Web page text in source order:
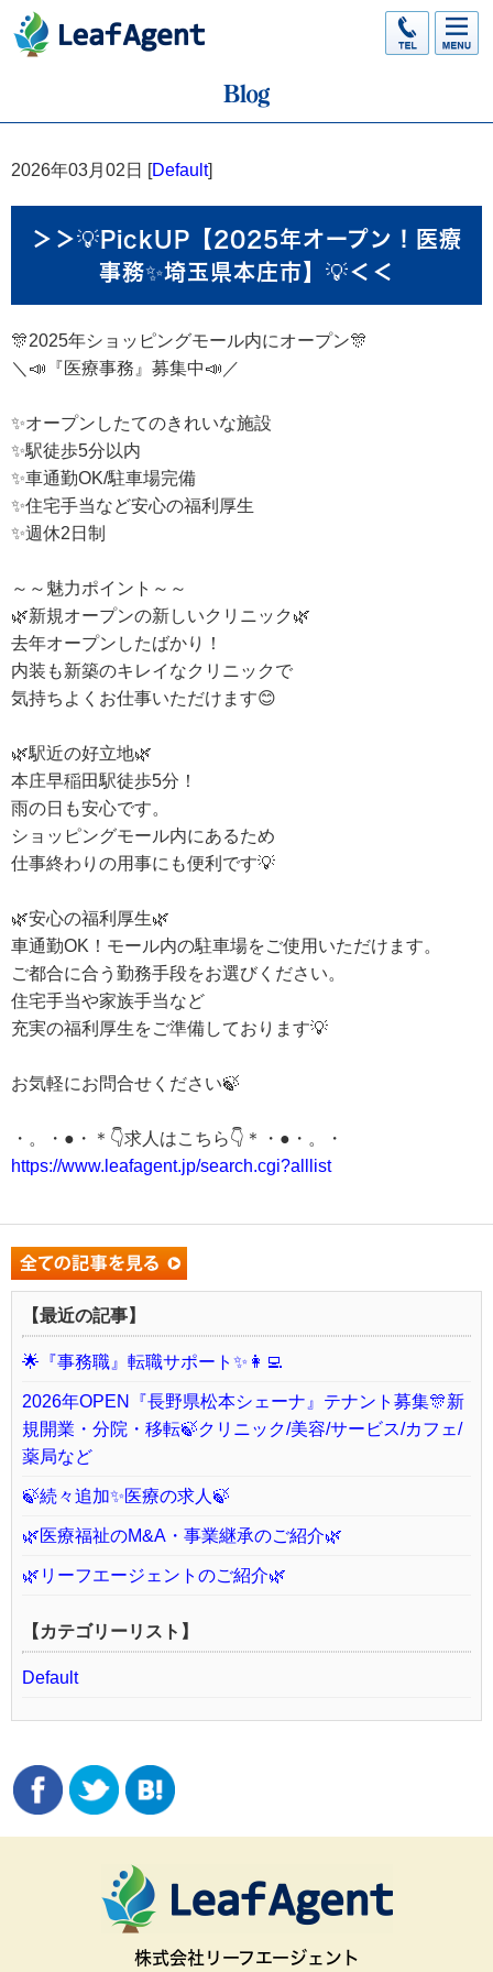
2026年03月02日 [Default]
＞＞💡PickUP【2025年オープン！医療
事務✨埼玉県本庄市】💡＜＜
🎊2025年ショッピングモール内にオープン🎊
＼📣『医療事務』募集中📣／
✨オープンしたてのきれいな施設
✨駅徒歩5分以内
✨車通勤OK/駐車場完備
✨住宅手当など安心の福利厚生
✨週休2日制
～～魅力ポイント～～
🌿新規オープンの新しいクリニック🌿
去年オープンしたばかり！
内装も新築のキレイなクリニックで
気持ちよくお仕事いただけます😊
🌿駅近の好立地🌿
本庄早稲田駅徒歩5分！
雨の日も安心です。
ショッピングモール内にあるため
仕事終わりの用事にも便利です💡
🌿安心の福利厚生🌿
車通勤OK！モール内の駐車場をご使用いただけます。
ご都合に合う勤務手段をお選びください。
住宅手当や家族手当など
充実の福利厚生をご準備しております💡
お気軽にお問合せください🍃
・。・●・＊👇求人はこちら👇＊・●・。・
https://www.leafagent.jp/search.cgi?alllist
【最近の記事】
🌟『事務職』転職サポート✨👩‍💻
2026年OPEN『長野県松本シェーナ』テナント募集🎊新
規開業・分院・移転🍃クリニック/美容/サービス/カフェ/
薬局など
🍃続々追加✨医療の求人🍃
🌿医療福祉のM&A・事業継承のご紹介🌿
🌿リーフエージェントのご紹介🌿
【カテゴリーリスト】
Default
株式会社リーフエージェント